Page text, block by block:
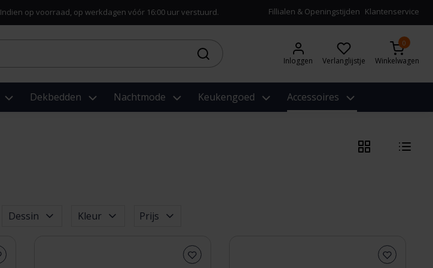
Indien op voorraad, op werkdagen vóór 16:00 uur verstuurd. Fillialen & Openingstijden Klantenservice
Inloggen Verlanglijstje
0
Winkelwagen
Dekbedden Nachtmode Keukengoed Accessoires
Dessin Kleur Prijs